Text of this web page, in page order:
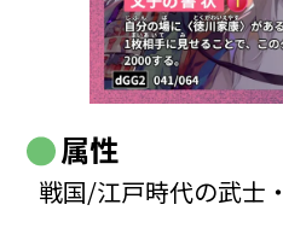
属性
戦国/江戸時代の武士